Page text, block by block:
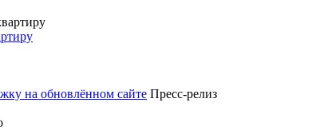
на обновлённом сайте Пресс-релиз